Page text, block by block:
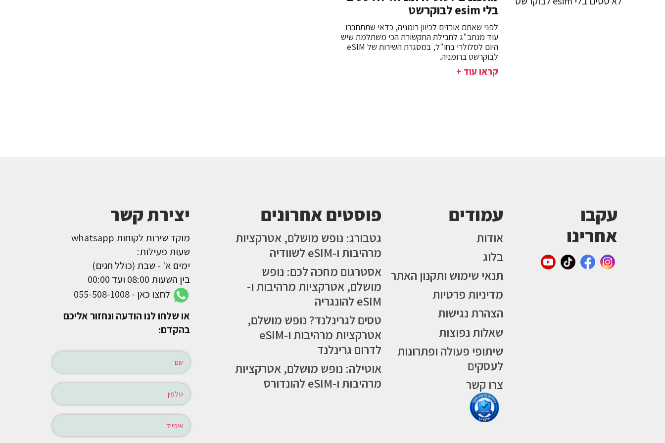
בלי esim לבוקרשט
לפני שאתם אורזים לכיוון רומניה, כדאי שתתחברו
עוד מנתב"ג לחבילת התקשורת הכי משתלמת שיש
היום לסלולרי בחו"ל, במסגרת השירות של eSIM
לבוקרשט ברומניה.
קראו עוד +
עקבו
אחרינו
עמודים
אודות
בלוג
תנאי שימוש ותקנון האתר
מדיניות פרטיות
הצהרת נגישות
שאלות נפוצות
שיתופי פעולה ופתרונות
לעסקים
צרו קשר
פוסטים אחרונים
גטבורג: נופש מושלם, אטרקציות
מרהיבות ו-eSIM לשוודיה
אסטרגום מחכה לכם: נופש
מושלם, אטרקציות מרהיבות ו-
eSIM להונגריה
טסים לגרינלנד? נופש מושלם,
אטרקציות מרהיבות ו-eSIM
לדרום גרינלנד
אוטילה: נופש מושלם, אטרקציות
מרהיבות ו-eSIM להונדורס
יצירת קשר
מוקד שירות לקוחות whatsapp
שעות פעילות:
ימים א' - שבת (כולל חגים)
בין השעות 08:00 ועד 00:00
לחצו כאן - 055-508-1008
או שלחו לנו הודעה ונחזור אליכם
בהקדם: